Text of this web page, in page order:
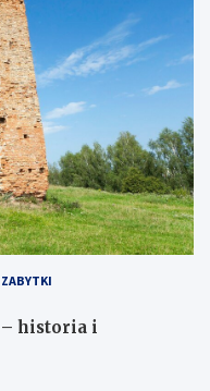
ZABYTKI
– historia i